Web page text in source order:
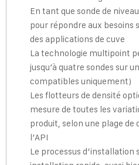
En tant que sonde de
pour répondre aux besoins
des applications de cuve
La technologie multipoint
jusqu’à quatre sondes sur
compatibles uniquement)
Les flotteurs de densité
mesure de toutes les
produit, selon une plage de
l’API
Le processus d’installation